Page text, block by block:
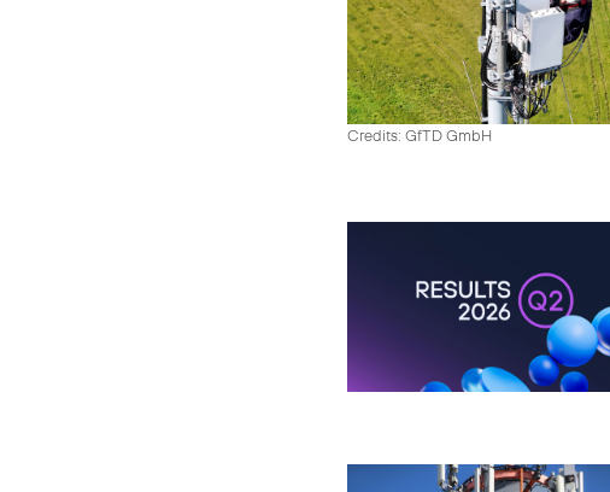
Credits: GfTD GmbH